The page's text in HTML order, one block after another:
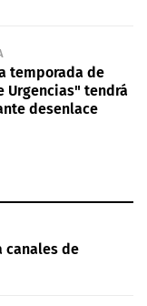
temporada de
Urgencias" tendrá
desenlace
canales de